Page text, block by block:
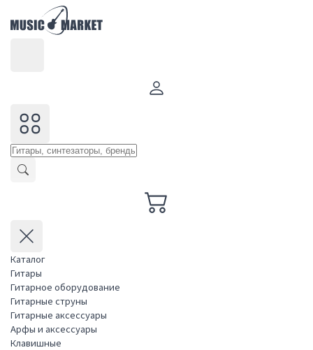
Каталог
Гитары
Гитарное оборудование
Гитарные струны
Гитарные аксессуары
Арфы и аксессуары
Клавишные